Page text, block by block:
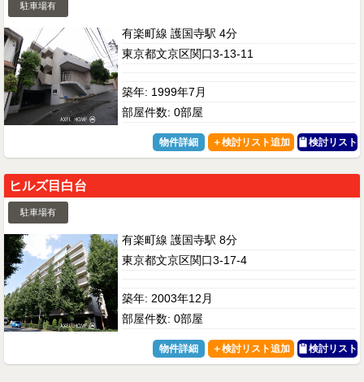
駐車場有
有楽町線 護国寺駅 4分
東京都文京区関口3-13-11
築年: 1999年7月
部屋件数: 0部屋
物件詳細 検討リスト
ヒルズ目白台
駐車場有
有楽町線 護国寺駅 8分
東京都文京区関口3-17-4
築年: 2003年12月
部屋件数: 0部屋
物件詳細 検討リスト